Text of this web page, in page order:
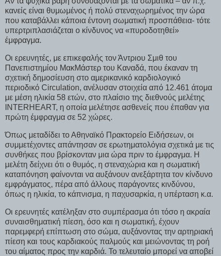
κανείς είναι θυμωμένος ή πολύ στεναχωρημένος την ώρα
που καταβάλλει κάποια έντονη σωματική προσπάθεια- τότε
υπερτριπλασιάζεται ο κίνδυνος να «πυροδοτηθεί»
έμφραγμα.
Οι ερευνητές, με επικεφαλής τον Άντριου Σμιθ του
Πανεπιστημίου ΜακΜάστερ του Καναδά, που έκαναν τη
σχετική δημοσίευση στο αμερικανικό καρδιολογικό
περιοδικό Circulation, ανέλυσαν στοιχεία από 12.461 άτομα
με μέση ηλικία 58 ετών, στο πλαίσιο της διεθνούς μελέτης
INTERHEART, η οποία μελέτησε ασθενείς που έπαθαν για
πρώτη έμφραγμα σε 52 χώρες.
Όπως μεταδίδει το Αθηναϊκό Πρακτορείο Ειδήσεων, οι
συμμετέχοντες απάντησαν σε ερωτηματολόγια σχετικά με τις
συνθήκες που βρίσκονταν μια ώρα πριν το έμφραγμα. Η
μελέτη δείχνει ότι ο θυμός, η στεναχώρια και η σωματική
καταπόνηση φαίνονται να αυξάνουν ανεξάρτητα τον κίνδυνο
εμφράγματος, πέρα από άλλους παράγοντες κινδύνου,
όπως η ηλικία, το κάπνισμα, η παχυσαρκία, η υπέρταση κ.α.
Οι ερευνητές κατέληξαν στο συμπέρασμα ότι τόσο η ακραία
συναισθηματική πίεση, όσο και η σωματική, έχουν
παρεμφερή επίπτωση στο σώμα, αυξάνοντας την αρτηριακή
πίεση και τους καρδιακούς παλμούς και μειώνοντας τη ροή
του αίματος προς την καρδιά. Το τελευταίο μπορεί να αποβεί